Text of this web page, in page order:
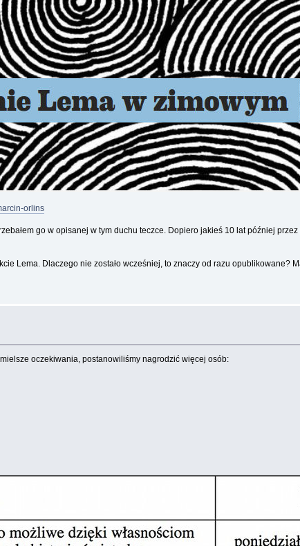
orlins
go w opisanej w tym duchu teczce. Dopiero jakieś 10 lat później
Lema. Dlaczego nie zostało wcześniej, to znaczy od razu opublikowane?
oczekiwania, postanowiliśmy nagrodzić więcej osób: